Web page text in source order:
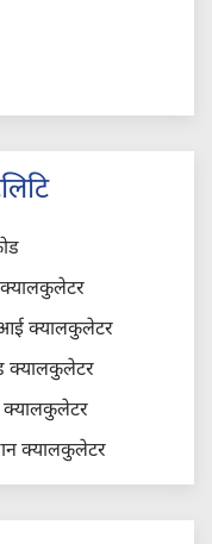
क्यालकुलेटर
क्यालकुलेटर
क्यालकुलेटर